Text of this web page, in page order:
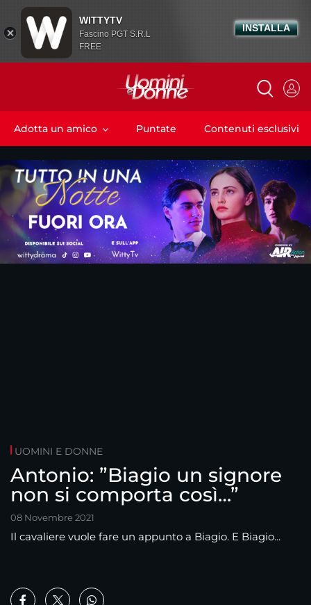
Adotta un amico Puntate Contenuti esclusivi
UOMINI E DONNE
Antonio: ”Biagio un signore
non si comporta così…”
08 Novembre 2021
Il cavaliere vuole fare un appunto a Biagio. E Biagio...
WITTYTV
Fascino PGT S.R.L
FREE
INSTALLA